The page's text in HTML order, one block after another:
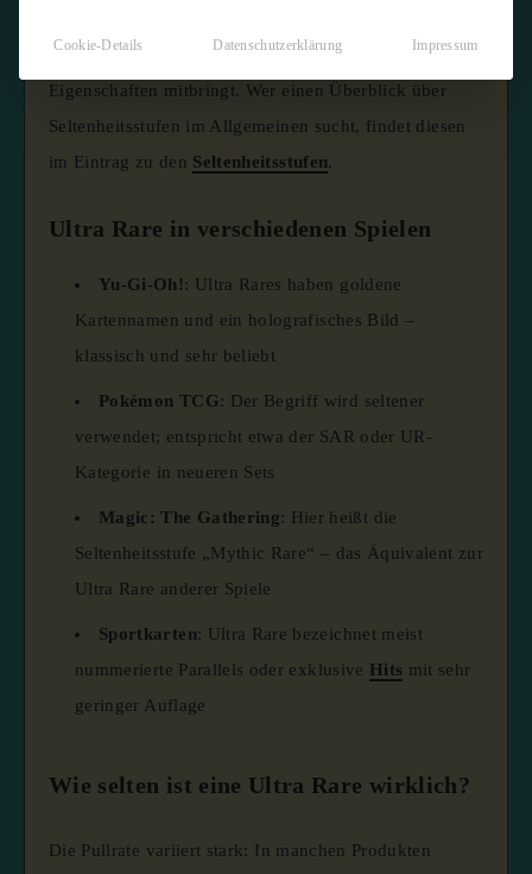
und in der Regel besondere optische oder spielerische
Eigenschaften mitbringt. Wer einen Überblick über
Seltenheitsstufen im Allgemeinen sucht, findet diesen
im Eintrag zu den Seltenheitsstufen.
Ultra Rare in verschiedenen Spielen
Yu-Gi-Oh!: Ultra Rares haben goldene
Kartennamen und ein holografisches Bild –
klassisch und sehr beliebt
Pokémon TCG: Der Begriff wird seltener
verwendet; entspricht etwa der SAR oder UR-
Kategorie in neueren Sets
Magic: The Gathering: Hier heißt die
Seltenheitsstufe „Mythic Rare“ – das Äquivalent zur
Ultra Rare anderer Spiele
Sportkarten: Ultra Rare bezeichnet meist
nummerierte Parallels oder exklusive Hits mit sehr
geringer Auflage
Wie selten ist eine Ultra Rare wirklich?
Die Pullrate variiert stark: In manchen Produkten
Cookie-Details Datenschutzerklärung Impressum